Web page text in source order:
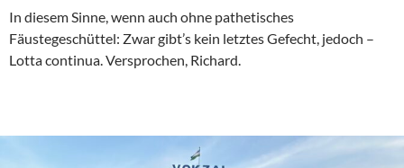
In diesem Sinne, wenn auch ohne pathetisches
Fäustegeschüttel: Zwar gibt’s kein letztes Gefecht, jedoch –
Lotta continua. Versprochen, Richard.